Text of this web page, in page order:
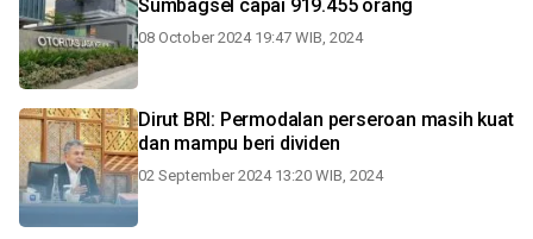
Sumbagsel capai 919.455 orang
08 October 2024 19:47 WIB, 2024
Dirut BRI: Permodalan perseroan masih kuat
dan mampu beri dividen
02 September 2024 13:20 WIB, 2024